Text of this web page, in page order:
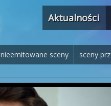
Aktualności
sceny
nieemitowane sceny